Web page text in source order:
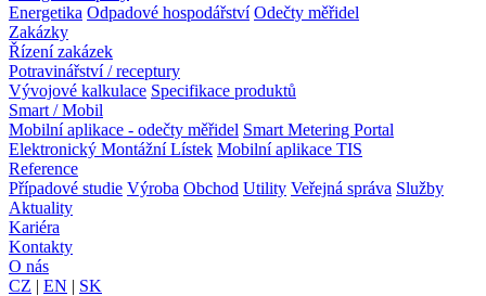
Energetika Odpadové hospodářství Odečty měřidel
Zakázky
Řízení zakázek
Potravinářství / receptury
Vývojové kalkulace Specifikace produktů
Smart / Mobil
Mobilní aplikace - odečty měřidel Smart Metering Portal
Elektronický Montážní Lístek Mobilní aplikace TIS
Reference
Případové studie Výroba Obchod Utility Veřejná správa Služby
Aktuality
Kariéra
Kontakty
O nás
CZ | EN | SK